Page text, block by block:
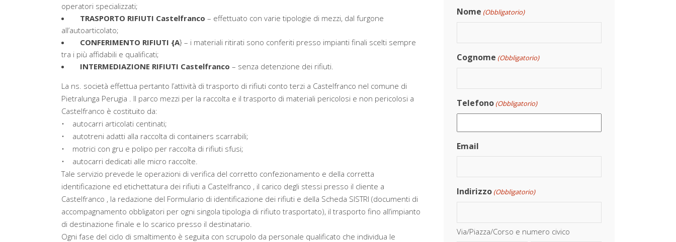
operatori specializzati;
TRASPORTO RIFIUTI Castelfranco – effettuato con varie tipologie di mezzi, dal furgone
all’autoarticolato;
CONFERIMENTO RIFIUTI {A} – i materiali ritirati sono conferiti presso impianti finali scelti sempre
tra i più affidabili e qualificati;
INTERMEDIAZIONE RIFIUTI Castelfranco – senza detenzione dei rifiuti.
La ns. società effettua pertanto l’attività di trasporto di rifiuti conto terzi a Castelfranco nel comune di
Pietralunga Perugia . Il parco mezzi per la raccolta e il trasporto di materiali pericolosi e non pericolosi a
Castelfranco è costituito da:
• autocarri articolati centinati;
• autotreni adatti alla raccolta di containers scarrabili;
• motrici con gru e polipo per raccolta di rifiuti sfusi;
• autocarri dedicati alle micro raccolte.
Tale servizio prevede le operazioni di verifica del corretto confezionamento e della corretta
identificazione ed etichettatura dei rifiuti a Castelfranco , il carico degli stessi presso il cliente a
Castelfranco , la redazione del Formulario di identificazione dei rifiuti e della Scheda SISTRI (documenti di
accompagnamento obbligatori per ogni singola tipologia di rifiuto trasportato), il trasporto fino all’impianto
di destinazione finale e lo scarico presso il destinatario.
Ogni fase del ciclo di smaltimento è seguita con scrupolo da personale qualificato che individua le
Nome (Obbligatorio)
Cognome (Obbligatorio)
Telefono (Obbligatorio)
Email
Indirizzo (Obbligatorio)
Via/Piazza/Corso e numero civico